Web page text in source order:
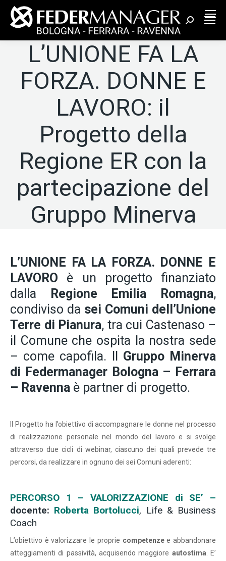
Cerca:
L’UNIONE FA LA
FORZA. DONNE E
LAVORO: il
Progetto della
Regione ER con la
partecipazione del
Gruppo Minerva
L’UNIONE FA LA FORZA. DONNE E
LAVORO è un progetto finanziato
dalla
Regione Emilia Romagna,
condiviso da sei Comuni dell’Unione
Terre di Pianura, tra cui Castenaso –
il Comune che ospita la nostra sede
– come capofila. Il Gruppo Minerva
di Federmanager Bologna – Ferrara
– Ravenna è partner di progetto.
Il Progetto ha l’obiettivo di accompagnare le donne nel processo
di realizzazione personale nel mondo del lavoro e si svolge
attraverso due cicli di webinar, ciascuno dei quali prevede tre
percorsi, da realizzare in ognuno dei sei Comuni aderenti:
PERCORSO 1 – VALORIZZAZIONE di SE’ –
docente: Roberta Bortolucci, Life & Business
Coach
L’obiettivo è valorizzare le proprie competenzee abbandonare
atteggiamenti di passività, acquisendo maggiore autostima . E’